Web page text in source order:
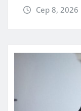
Сер 8, 2026